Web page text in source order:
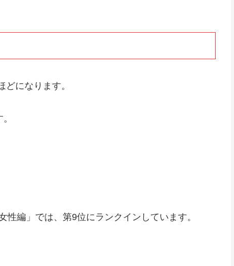
になります。
編」では、第9位にランクインしています。